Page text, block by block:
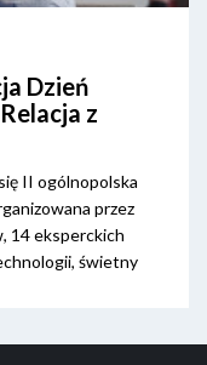
Dzień
z
II ogólnopolska
przez
14 eksperckich
świetny
spotkania.